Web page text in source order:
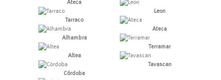
Ateca
Tarraco
Alhambra
Altea
Córdoba
Leon
Ateca
Terramar
Tavascan